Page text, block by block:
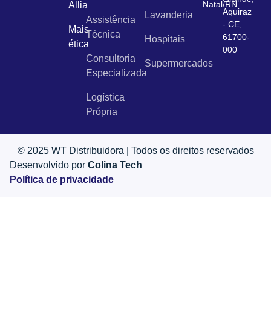
Allia
Mais
ética
Assistência
Técnica
Consultoria
Especializada
Logística
Própria
Lavanderia
Hospitais
Supermercados
Natal/RN
Aquiraz
- CE,
61700-
000
© 2025 WT Distribuidora | Todos os direitos reservados
Desenvolvido por Colina Tech
Política de privacidade